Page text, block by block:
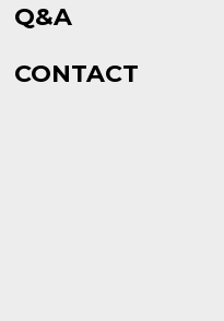
Q&A
CONTACT